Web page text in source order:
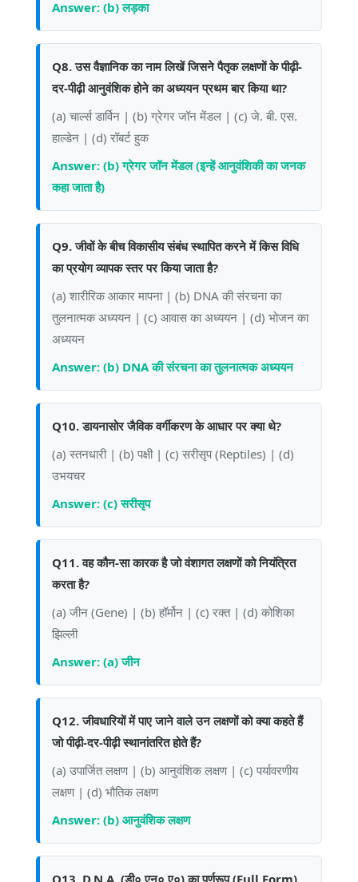
Answer: (b) लड़का
Q8. उस वैज्ञानिक का नाम लिखें जिसने पैतृक लक्षणों के पीढ़ी-
दर-पीढ़ी आनुवंशिक होने का अध्ययन प्रथम बार किया था?
(a) चार्ल्स डार्विन | (b) ग्रेगर जॉन मेंडल | (c) जे. बी. एस.
हाल्डेन | (d) रॉबर्ट हुक
Answer: (b) ग्रेगर जॉन मेंडल (इन्हें आनुवंशिकी का जनक
कहा जाता है)
Q9. जीवों के बीच विकासीय संबंध स्थापित करने में किस विधि
का प्रयोग व्यापक स्तर पर किया जाता है?
(a) शारीरिक आकार मापना | (b) DNA की संरचना का
तुलनात्मक अध्ययन | (c) आवास का अध्ययन | (d) भोजन का
अध्ययन
Answer: (b) DNA की संरचना का तुलनात्मक अध्ययन
Q10. डायनासोर जैविक वर्गीकरण के आधार पर क्या थे?
(a) स्तनधारी | (b) पक्षी | (c) सरीसृप (Reptiles) | (d)
उभयचर
Answer: (c) सरीसृप
Q11. वह कौन-सा कारक है जो वंशागत लक्षणों को नियंत्रित
करता है?
(a) जीन (Gene) | (b) हॉर्मोन | (c) रक्त | (d) कोशिका
झिल्ली
Answer: (a) जीन
Q12. जीवधारियों में पाए जाने वाले उन लक्षणों को क्या कहते हैं
जो पीढ़ी-दर-पीढ़ी स्थानांतरित होते हैं?
(a) उपार्जित लक्षण | (b) आनुवंशिक लक्षण | (c) पर्यावरणीय
लक्षण | (d) भौतिक लक्षण
Answer: (b) आनुवंशिक लक्षण